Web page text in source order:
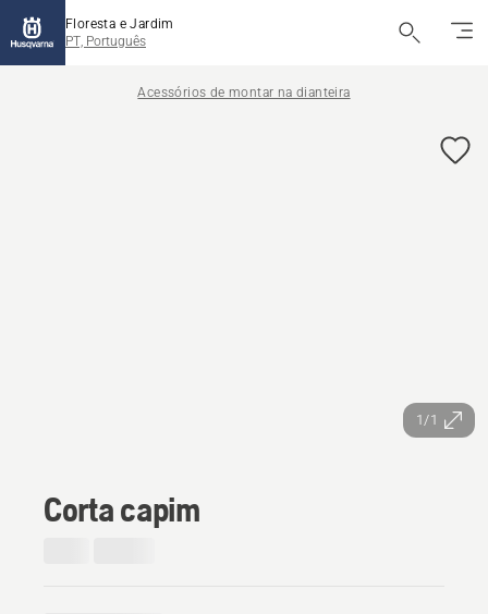
Floresta e Jardim
PT, Português
Acessórios de montar na dianteira
1/1
Corta capim